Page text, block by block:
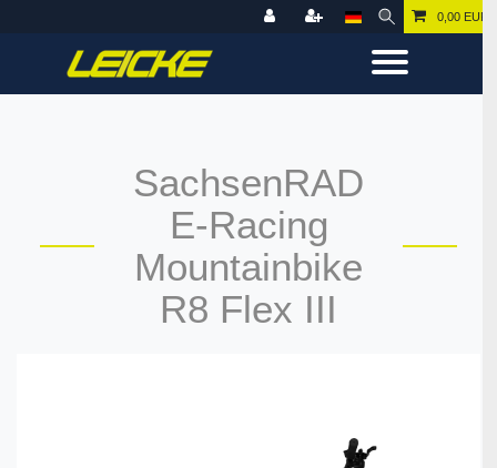
0,00 EUR
SachsenRAD
E-Racing
Mountainbike
R8 Flex III